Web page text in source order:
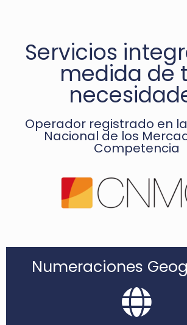
Servicios
medida de
Operador registrado en
Nacional de los
Competencia
Numeraciones